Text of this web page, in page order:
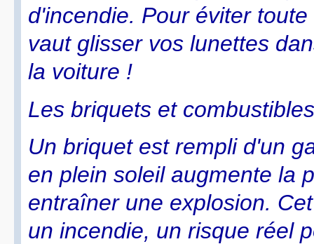
d'incendie. Pour éviter
vaut glisser vos lunettes
la voiture !
Les briquets et
Un briquet est rempli d'un
en plein soleil augmente la
entraîner une explosion.
un incendie, un risque réel